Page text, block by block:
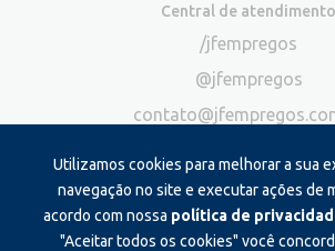
Utilizamos cookies para melhorar a sua
navegação no site e executar ações de
acordo com nossa política de
"Aceitar todos os cookies" você
Central de atendimento
/jfempregos
@jfempregos
Publicidade
*Exclusivo para atendimento via chat. Não
canal